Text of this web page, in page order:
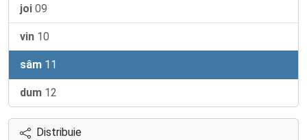
joi 09
vin 10
sâm 11
dum 12
Distribuie